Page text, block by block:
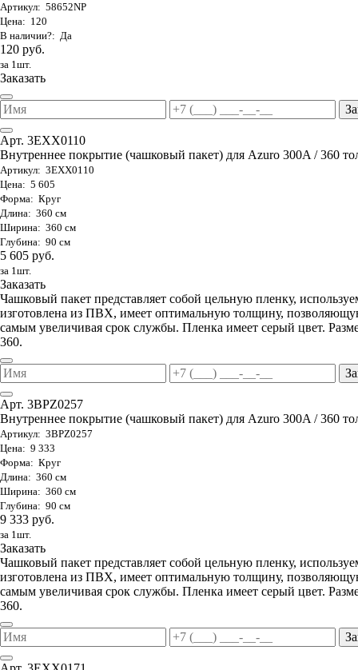
Артикул: 58652NP
Цена: 120
В наличии?: Да
120 руб.
за 1шт.
Заказать
Арт. 3EXX0110
Внутреннее покрытие (чашковый пакет) для Azuro 300A / 360
Артикул: 3EXX0110
Цена: 5 605
Форма: Круг
Длина: 360 см
Ширина: 360 см
Глубина: 90 см
5 605 руб.
за 1шт.
Заказать
Чашковый пакет представляет собой цельную пленку,
изготовлена из ПВХ, имеет оптимальную толщину,
самым увеличивая срок службы. Пленка имеет серый цвет.
360.
Арт. 3BPZ0257
Внутреннее покрытие (чашковый пакет) для Azuro 300A / 360
Артикул: 3BPZ0257
Цена: 9 333
Форма: Круг
Длина: 360 см
Ширина: 360 см
Глубина: 90 см
9 333 руб.
за 1шт.
Заказать
Чашковый пакет представляет собой цельную пленку,
изготовлена из ПВХ, имеет оптимальную толщину,
самым увеличивая срок службы. Пленка имеет серый цвет.
360.